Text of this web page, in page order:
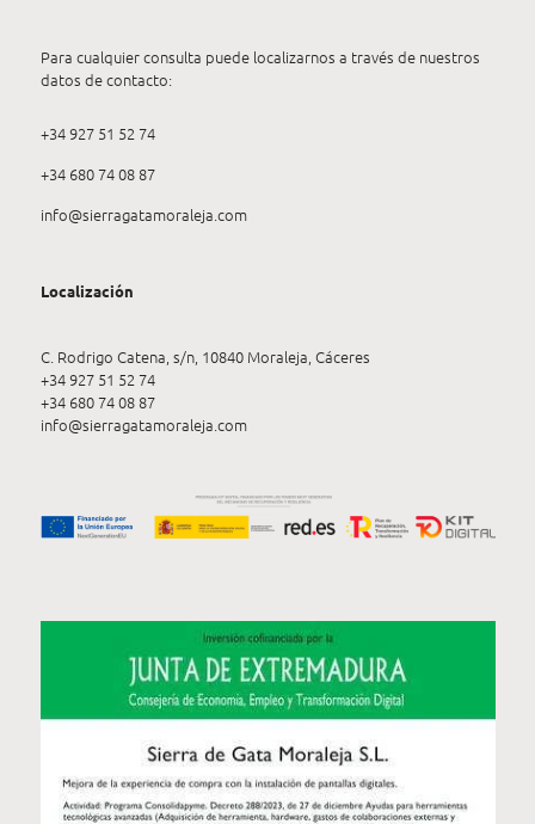
Para cualquier consulta puede localizarnos a través de nuestros
datos de contacto:
+34 927 51 52 74
+34 680 74 08 87
info@sierragatamoraleja.com
Localización
C. Rodrigo Catena, s/n, 10840 Moraleja, Cáceres
+34 927 51 52 74
+34 680 74 08 87
info@sierragatamoraleja.com